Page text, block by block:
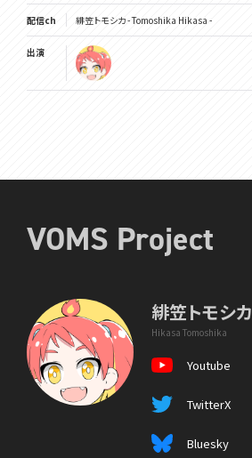
配信ch 緋笠トモシカ - Tomoshika Hikasa -
出演
VOMS Project
緋笠トモシカ
Hikasa Tomoshika
Youtube
TwitterX
Bluesky